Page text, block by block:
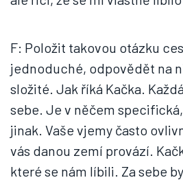
F: Položit takovou otázku
jednoduché, odpovědět na
složité. Jak říká Kačka.
sebe. Je v něčem
jinak. Vaše vjemy často
vás danou zemí provází.
které se nám líbili. Za sebe